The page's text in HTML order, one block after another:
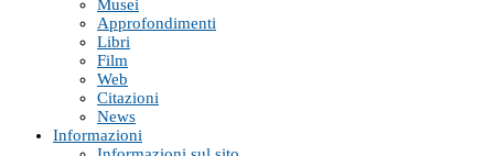
Musei
Approfondimenti
Libri
Film
Web
Citazioni
News
Informazioni